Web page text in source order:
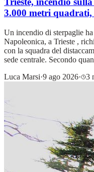
3.000 metri
Un incendio di sterpaglie
Napoleonica, a Trieste ,
con la squadra del
sede centrale. Secondo
Luca Marsi·9 ago 2026· 3